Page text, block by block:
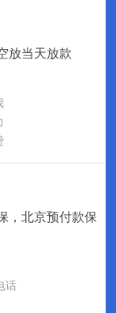
放当天放款
，北京预付款保
话